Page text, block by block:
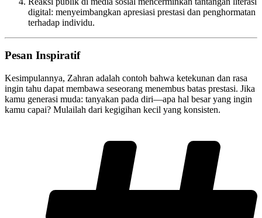
digital: menyeimbangkan apresiasi prestasi dan penghormatan
terhadap individu.
Pesan Inspiratif
Kesimpulannya, Zahran adalah contoh bahwa ketekunan dan rasa
ingin tahu dapat membawa seseorang menembus batas prestasi. Jika
kamu generasi muda: tanyakan pada diri—apa hal besar yang ingin
kamu capai? Mulailah dari kegigihan kecil yang konsisten.